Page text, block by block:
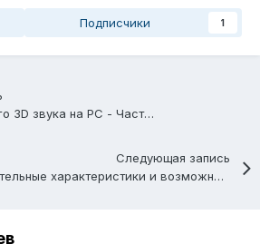
Подписчики 1
История аппаратного 3D звука на PC - Часть III (2001-2004 гг.)
Следующая запись
Сравнительные характеристики и возможности звуковых плат Creative и карточек на базе Aureal Vortex